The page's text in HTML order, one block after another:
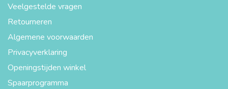
Veelgestelde vragen
Retourneren
Algemene voorwaarden
Privacyverklaring
Openingstijden winkel
Spaarprogramma